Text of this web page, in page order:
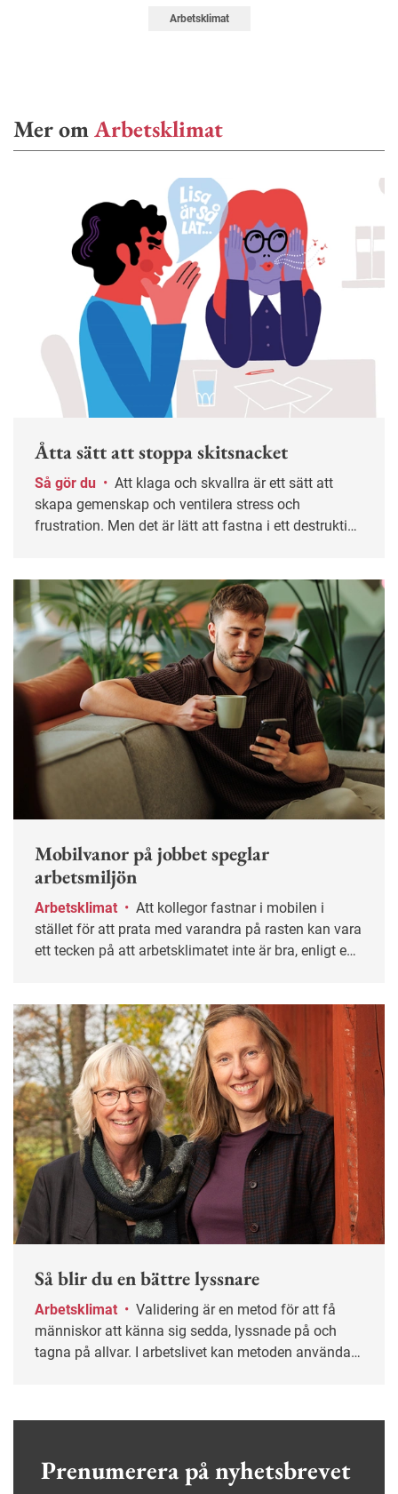
Arbetsklimat
Mer omArbetsklimat
Åtta sätt att stoppa skitsnacket
Så gör du •
skapa gemenskap och ventilera stress och
frustration. Men det är lätt att fastna i ett destruktivt
är tips till både medarbetare och chefer för att bryta
spiralen.
Mobilvanor på jobbet speglar
arbetsmiljön
Arbetsklimat •
stället för att prata med varandra på rasten kan vara
ett tecken på att arbetsklimatet inte är bra, enligt en
Så blir du en bättre lyssnare
Arbetsklimat •
människor att känna sig sedda, lyssnade på och
tagna på allvar. I arbetslivet kan metoden användas
Prenumerera på nyhetsbrevet